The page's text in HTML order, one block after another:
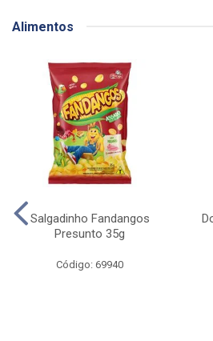
Alimentos
Salgadinho Fandangos
Presunto 35g
Código: 69940